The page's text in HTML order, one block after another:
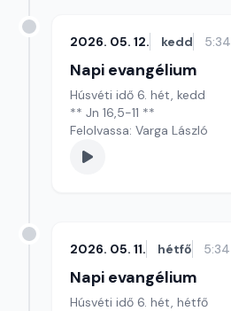
2026. 05. 12. kedd 5:34
Napi evangélium
Húsvéti idő 6. hét, kedd
** Jn 16,5-11 **
Felolvassa: Varga László
2026. 05. 11. hétfő 5:34
Napi evangélium
Húsvéti idő 6. hét, hétfő